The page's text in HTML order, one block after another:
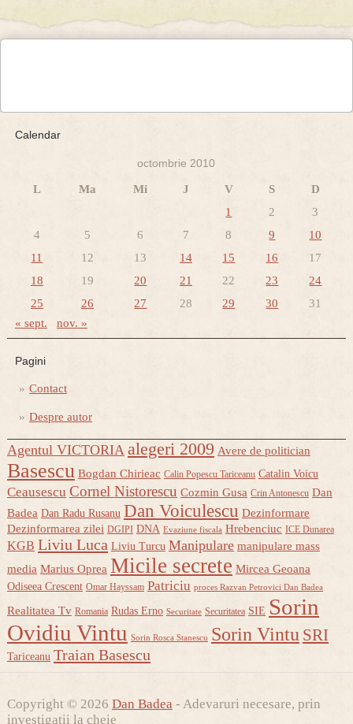
Calendar
octombrie 2010
L Ma Mi J V S
D
1
2
3
4
5 6 7 8 9
10
11
12 13 14 15 16
17
18
19 20 21 22 23
24
25
26 27 28 29 30 31
« sept. nov. »
Pagini
Contact
Despre autor
Agentul VICTORIA alegeri 2009 Avere de politician
Basescu Bogdan Chirieac Calin Popescu Tariceanu Catalin Voicu
Ceausescu Cornel Nistorescu Cozmin Gusa Crin Antonescu Dan
Badea Dan Radu Rusanu Dan Voiculescu Dezinformare
Dezinformarea zilei DGIPI DNA Evaziune fiscala Hrebenciuc ICE Dunarea
KGB Liviu Luca Liviu Turcu Manipulare manipulare mass
media Marius Oprea Micile secrete Mircea Geoana
Odiseea Crescent Omar Hayssam Patriciu proces Razvan Petrovici Dan Badea
Realitatea Tv Romania Rudas Erno Securitate Securitatea SIE Sorin
Ovidiu Vintu Sorin Rosca Stanescu Sorin Vintu SRI
Tariceanu Traian Basescu
Copyright © 2026 Dan Badea - Adevaruri necesare, prin
investigatii la cheie